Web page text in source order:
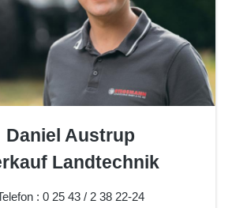
Daniel Austrup
Landtechnik
: 0 25 43 / 2 38 22-24